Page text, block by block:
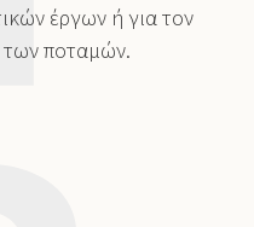
έργων ή για τον
των ποταμών.